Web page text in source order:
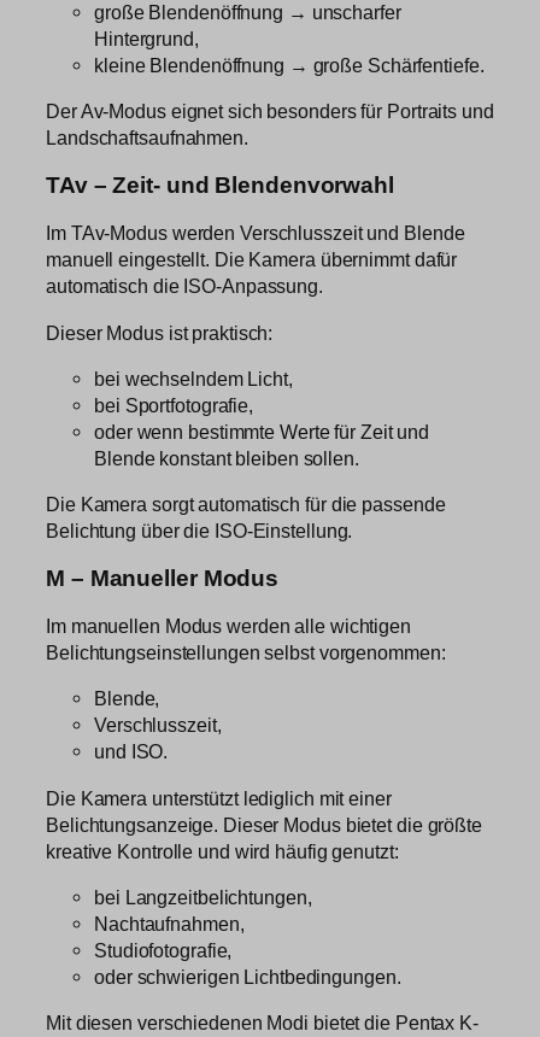
große Blendenöffnung → unscharfer
Hintergrund,
kleine Blendenöffnung → große Schärfentiefe.
Der Av-Modus eignet sich besonders für Portraits und
Landschaftsaufnahmen.
TAv – Zeit- und Blendenvorwahl
Im TAv-Modus werden Verschlusszeit und Blende
manuell eingestellt. Die Kamera übernimmt dafür
automatisch die ISO-Anpassung.
Dieser Modus ist praktisch:
bei wechselndem Licht,
bei Sportfotografie,
oder wenn bestimmte Werte für Zeit und
Blende konstant bleiben sollen.
Die Kamera sorgt automatisch für die passende
Belichtung über die ISO-Einstellung.
M – Manueller Modus
Im manuellen Modus werden alle wichtigen
Belichtungseinstellungen selbst vorgenommen:
Blende,
Verschlusszeit,
und ISO.
Die Kamera unterstützt lediglich mit einer
Belichtungsanzeige. Dieser Modus bietet die größte
kreative Kontrolle und wird häufig genutzt:
bei Langzeitbelichtungen,
Nachtaufnahmen,
Studiofotografie,
oder schwierigen Lichtbedingungen.
Mit diesen verschiedenen Modi bietet die Pentax K-